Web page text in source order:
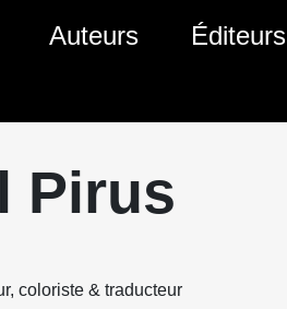
Auteurs Éditeurs
Pirus
coloriste & traducteur